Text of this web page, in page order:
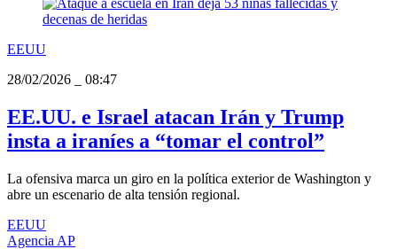
EEUU
28/02/2026
08:47
EE.UU. e Israel atacan Irán y Trump
insta a iraníes a “tomar el control”
La ofensiva marca un giro en la política exterior de Washington y
abre un escenario de alta tensión regional.
EEUU
Agencia AP